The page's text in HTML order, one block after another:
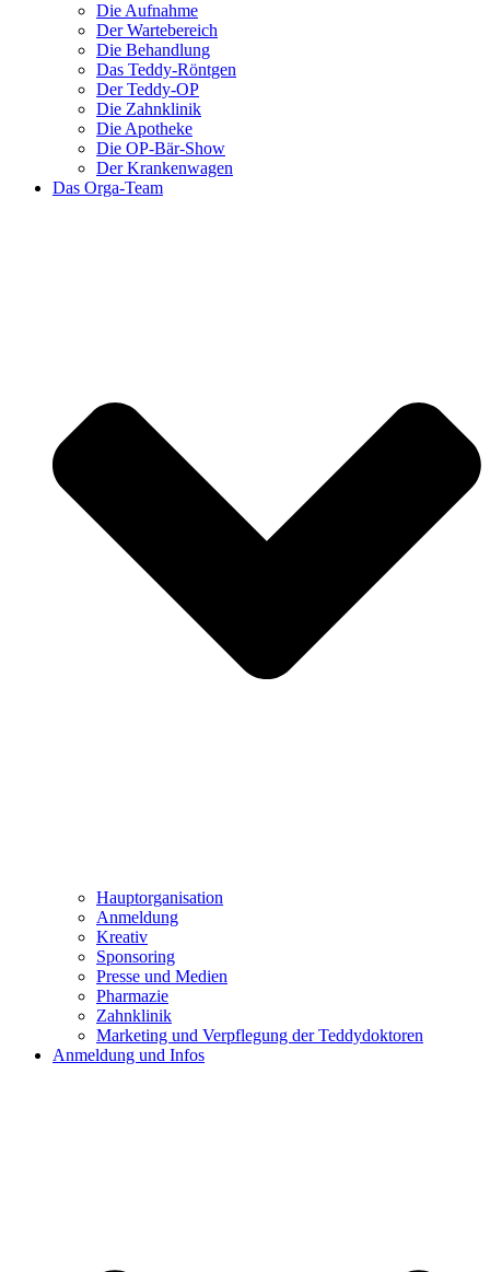
Die Aufnahme
Der Wartebereich
Die Behandlung
Das Teddy-Röntgen
Der Teddy-OP
Die Zahnklinik
Die Apotheke
Die OP-Bär-Show
Der Krankenwagen
Das Orga-Team
Hauptorganisation
Anmeldung
Kreativ
Sponsoring
Presse und Medien
Pharmazie
Zahnklinik
Marketing und Verpflegung der Teddydoktoren
Anmeldung und Infos